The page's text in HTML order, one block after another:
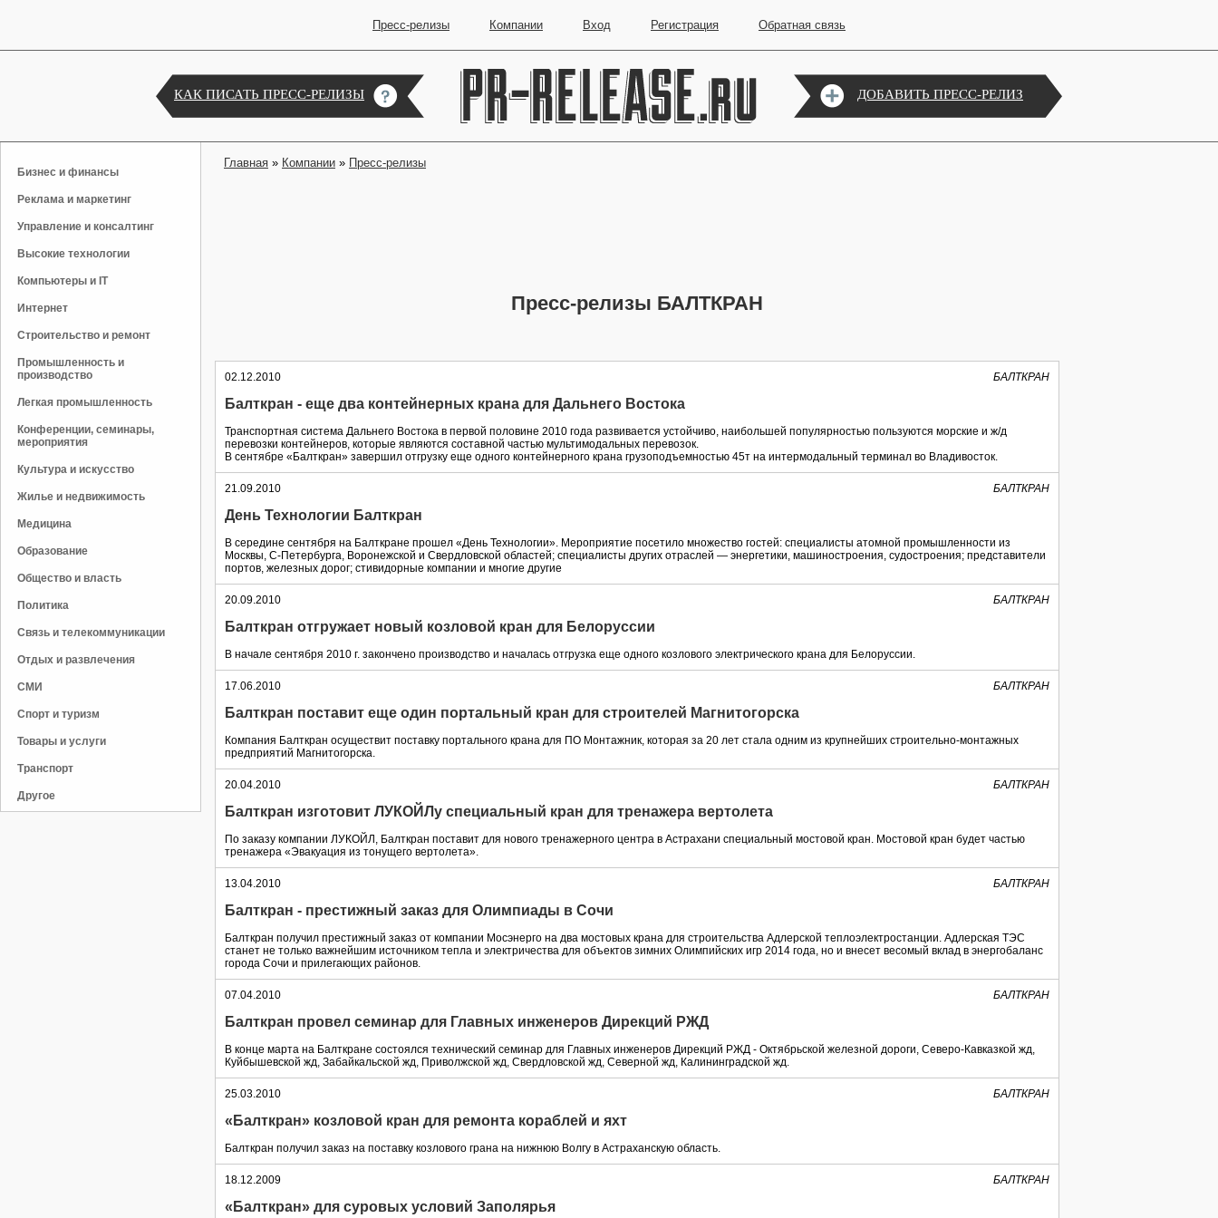
Пресс-релизы Компании Вход Регистрация Обратная связь
КАК ПИСАТЬ ПРЕСС-РЕЛИЗЫ ДОБАВИТЬ ПРЕСС-РЕЛИЗ
Бизнес и финансы
Реклама и маркетинг
Управление и консалтинг
Высокие технологии
Компьютеры и IT
Интернет
Строительство и ремонт
Промышленность и
производство
Легкая промышленность
Конференции, семинары,
мероприятия
Культура и искусство
Жилье и недвижимость
Медицина
Образование
Общество и власть
Политика
Связь и телекоммуникации
Отдых и развлечения
СМИ
Спорт и туризм
Товары и услуги
Транспорт
Другое
Главная » Компании » Пресс-релизы
Пресс-релизы БАЛТКРАН
02.12.2010 БАЛТКРАН
Балткран - еще два контейнерных крана для Дальнего Востока
Транспортная система Дальнего Востока в первой половине 2010 года развивается устойчиво, наибольшей популярностью пользуются морские и ж/д
перевозки контейнеров, которые являются составной частью мультимодальных перевозок.
В сентябре «Балткран» завершил отгрузку еще одного контейнерного крана грузоподъемностью 45т на интермодальный терминал во Владивосток.
21.09.2010 БАЛТКРАН
День Технологии Балткран
В середине сентября на Балткране прошел «День Технологии». Мероприятие посетило множество гостей: специалисты атомной промышленности из
Москвы, С-Петербурга, Воронежской и Свердловской областей; специалисты других отраслей — энергетики, машиностроения, судостроения; представители
портов, железных дорог; стивидорные компании и многие другие
20.09.2010 БАЛТКРАН
Балткран отгружает новый козловой кран для Белоруссии
В начале сентября 2010 г. закончено производство и началась отгрузка еще одного козлового электрического крана для Белоруссии.
17.06.2010 БАЛТКРАН
Балткран поставит еще один портальный кран для строителей Магнитогорска
Компания Балткран осуществит поставку портального крана для ПО Монтажник, которая за 20 лет стала одним из крупнейших строительно-монтажных
предприятий Магнитогорска.
20.04.2010 БАЛТКРАН
Балткран изготовит ЛУКОЙЛу специальный кран для тренажера вертолета
По заказу компании ЛУКОЙЛ, Балткран поставит для нового тренажерного центра в Астрахани специальный мостовой кран. Мостовой кран будет частью
тренажера «Эвакуация из тонущего вертолета».
13.04.2010 БАЛТКРАН
Балткран - престижный заказ для Олимпиады в Сочи
Балткран получил престижный заказ от компании Мосэнерго на два мостовых крана для строительства Адлерской теплоэлектростанции. Адлерская ТЭС
станет не только важнейшим источником тепла и электричества для объектов зимних Олимпийских игр 2014 года, но и внесет весомый вклад в энергобаланс
города Сочи и прилегающих районов.
07.04.2010 БАЛТКРАН
Балткран провел семинар для Главных инженеров Дирекций РЖД
В конце марта на Балткране состоялся технический семинар для Главных инженеров Дирекций РЖД - Октябрьской железной дороги, Северо-Кавказкой жд,
Куйбышевской жд, Забайкальской жд, Приволжской жд, Свердловской жд, Северной жд, Калининградской жд.
25.03.2010 БАЛТКРАН
«Балткран» козловой кран для ремонта кораблей и яхт
Балткран получил заказ на поставку козлового грана на нижнюю Волгу в Астраханскую область.
18.12.2009 БАЛТКРАН
«Балткран» для суровых условий Заполярья